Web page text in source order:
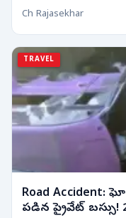
Ch Rajasekhar
TRAVEL
Road Accident:
పడిన ప్రైవేట్ బస్సు!